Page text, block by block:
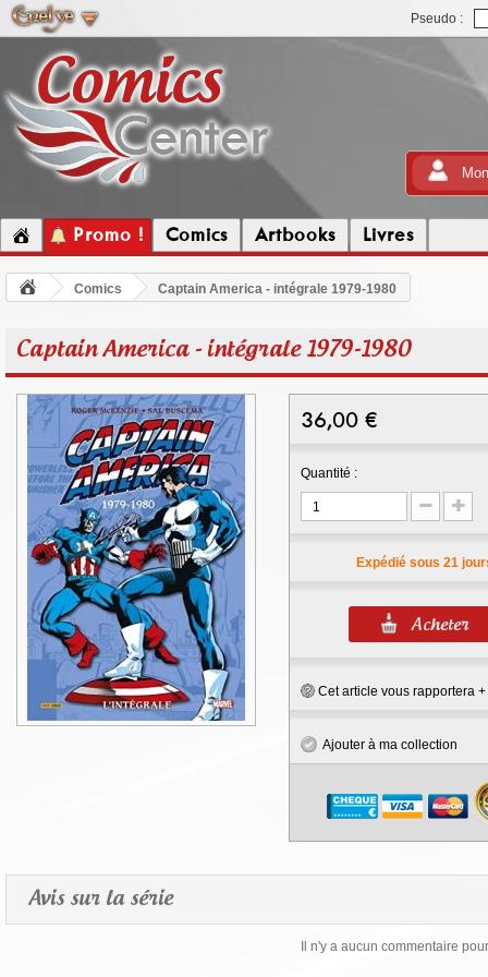
Pseudo :
Promo ! Comics Artbooks Livres
Comics Captain America - intégrale 1979-1980
Captain America - intégrale 1979-1980
36,00 €
Quantité :
Expédié sous 21
Cet article vous rapportera +
Ajouter à ma collection
Avis sur la série
Il n'y a aucun commentaire